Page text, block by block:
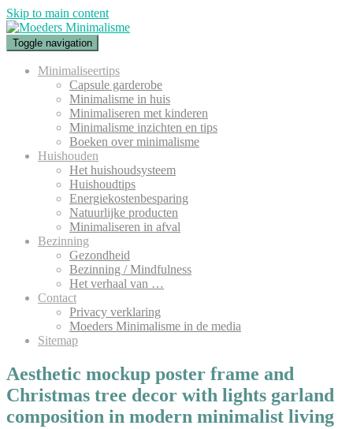
Skip to main content
Toggle navigation
Minimaliseertips
Capsule garderobe
Minimalisme in huis
Minimaliseren met kinderen
Minimalisme inzichten en tips
Boeken over minimalisme
Huishouden
Het huishoudsysteem
Huishoudtips
Energiekostenbesparing
Natuurlijke producten
Minimaliseren in afval
Bezinning
Gezondheid
Bezinning / Mindfulness
Het verhaal van …
Contact
Privacy verklaring
Moeders Minimalisme in de media
Sitemap
Aesthetic mockup poster frame and
Christmas tree decor with lights garland
composition in modern minimalist living